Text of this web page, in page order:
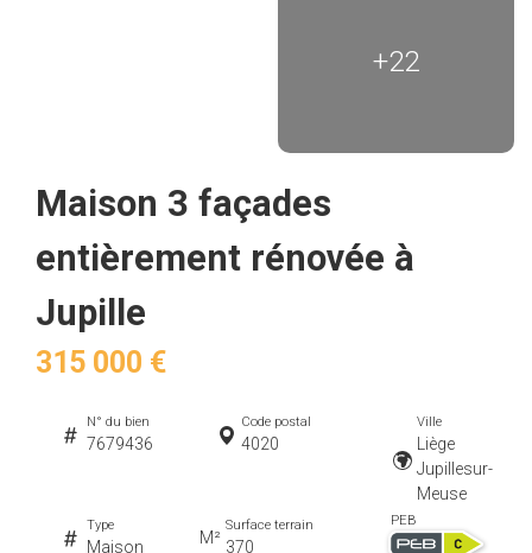
+22
Maison 3 façades
entièrement rénovée à
Jupille
315 000 €
N° du bien
7679436
Code postal
4020
Ville
Liège
Jupillesur-
Meuse
Type
Maison M²
Surface terrain
370
PEB